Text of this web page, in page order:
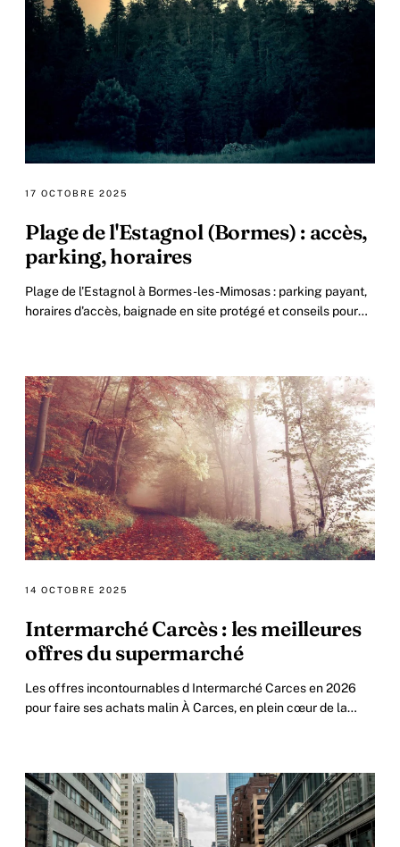
17 OCTOBRE 2025
Plage de l'Estagnol (Bormes) : accès,
parking, horaires
Plage de l'Estagnol à Bormes-les-Mimosas : parking payant,
horaires d'accès, baignade en site protégé et conseils pour
14 OCTOBRE 2025
Intermarché Carcès : les meilleures
offres du supermarché
Les offres incontournables d Intermarché Carces en 2026
pour faire ses achats malin À Carces, en plein cœur de la